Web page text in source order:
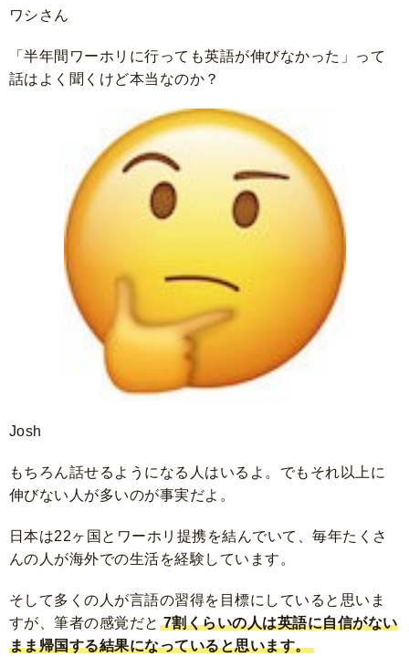
ワシさん
「半年間ワーホリに行っても英語が伸びなかった」って
話はよく聞くけど本当なのか？
Josh
もちろん話せるようになる人はいるよ。でもそれ以上に
伸びない人が多いのが事実だよ。
日本は22ヶ国 とワーホリ提携を結んでいて、毎年たくさ
んの人が海外での生活を経験しています。
そして多くの人が言語の習得を目標にしていると思いま
すが、筆者の感覚だと 7割くらいの人は英語に自信がない
まま帰国する結果になっていると思います。